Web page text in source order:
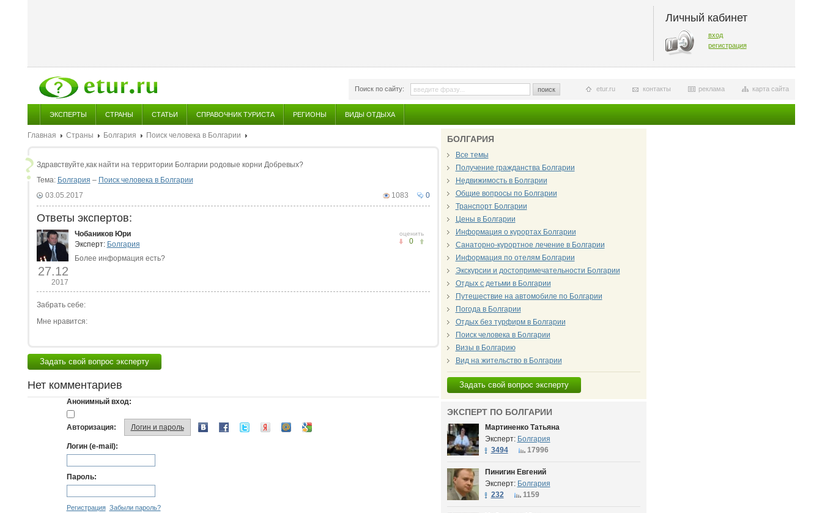
Личный кабинет
вход
регистрация
Поиск по сайту: поиск карта сайта
реклама
контакты
etur.ru
ЭКСПЕРТЫ СТРАНЫ СТАТЬИ СПРАВОЧНИК ТУРИСТА РЕГИОНЫ ВИДЫ ОТДЫХА
Главная Страны Болгария Поиск человека в Болгарии
Здравствуйте,как найти на территории Болгарии родовые корни Добревых?
Тема: Болгария – Поиск человека в Болгарии
0
1083
03.05.2017
Ответы экспертов:
27.12
2017
оценить
0
Чобаников Юри
Эксперт: Болгария
Более информация есть?
Забрать себе:
Мне нравится:
Задать свой вопрос эксперту
Нет комментариев
Анонимный вход:
Авторизация: Логин и пароль
Логин (e-mail):
Пароль:
Регистрация Забыли пароль?
БОЛГАРИЯ
Все темы
Получение гражданства Болгарии
Недвижимость в Болгарии
Общие вопросы по Болгарии
Транспорт Болгарии
Цены в Болгарии
Информация о курортах Болгарии
Санаторно-курортное лечение в Болгарии
Информация по отелям Болгарии
Экскурсии и достопримечательности Болгарии
Отдых с детьми в Болгарии
Путешествие на автомобиле по Болгарии
Погода в Болгарии
Отдых без турфирм в Болгарии
Поиск человека в Болгарии
Визы в Болгарию
Вид на жительство в Болгарии
Задать свой вопрос эксперту
ЭКСПЕРТ ПО БОЛГАРИИ
Мартиненко Татьяна
Эксперт: Болгария
3494
17996
Пинигин Евгений
Эксперт: Болгария
232
1159